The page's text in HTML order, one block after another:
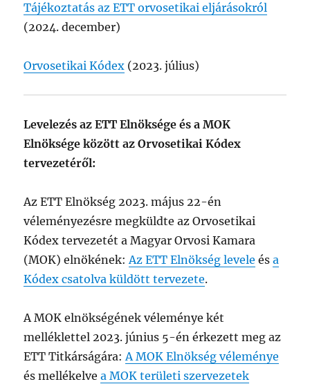
Tájékoztatás az ETT orvosetikai eljárásokról
(2024. december)
Orvosetikai Kódex (2023. július)
Levelezés az ETT Elnöksége és a MOK
Elnöksége között az Orvosetikai Kódex
tervezetéről:
Az ETT Elnökség 2023. május 22-én
véleményezésre megküldte az Orvosetikai
Kódex tervezetét a Magyar Orvosi Kamara
(MOK) elnökének:Az ETT Elnökség levele ésa
Kódex csatolva küldött tervezete.
A MOK elnökségének véleménye két
melléklettel 2023. június 5-én érkezett meg az
ETT Titkárságára:A MOK Elnökség véleménye
és mellékelvea MOK területi szervezetek